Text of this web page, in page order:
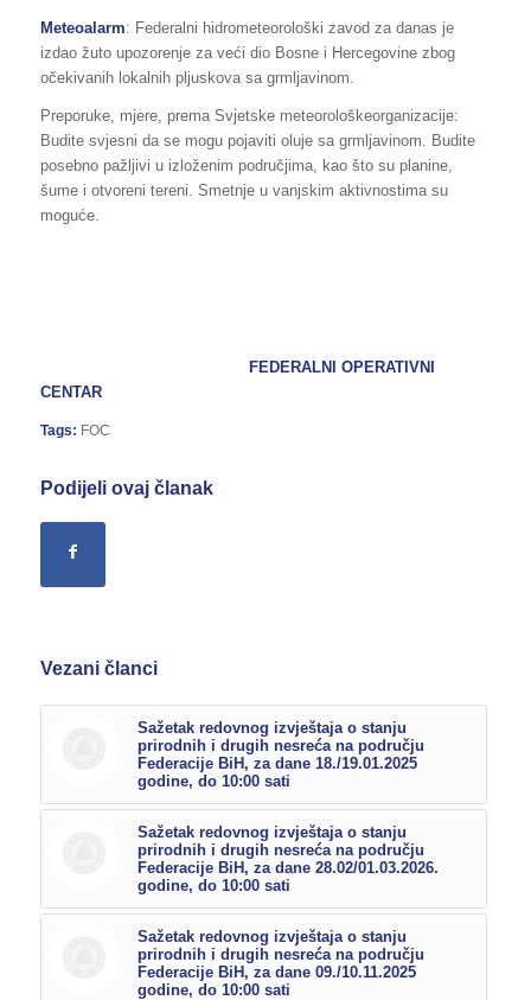
Meteoalarm: Federalni hidrometeorološki zavod za danas je
izdao žuto upozorenje za veći dio Bosne i Hercegovine zbog
očekivanih lokalnih pljuskova sa grmljavinom.
Preporuke, mjere, prema Svjetske meteorološkeorganizacije:
Budite svjesni da se mogu pojaviti oluje sa grmljavinom. Budite
posebno pažljivi u izloženim područjima, kao što su planine,
šume i otvoreni tereni. Smetnje u vanjskim aktivnostima su
moguće.
FEDERALNI OPERATIVNI
CENTAR
Tags: FOC
Podijeli ovaj članak
Vezani članci
Sažetak redovnog izvještaja o stanju
prirodnih i drugih nesreća na području
Federacije BiH, za dane 18./19.01.2025
godine, do 10:00 sati
Sažetak redovnog izvještaja o stanju
prirodnih i drugih nesreća na području
Federacije BiH, za dane 28.02/01.03.2026.
godine, do 10:00 sati
Sažetak redovnog izvještaja o stanju
prirodnih i drugih nesreća na području
Federacije BiH, za dane 09./10.11.2025
godine, do 10:00 sati